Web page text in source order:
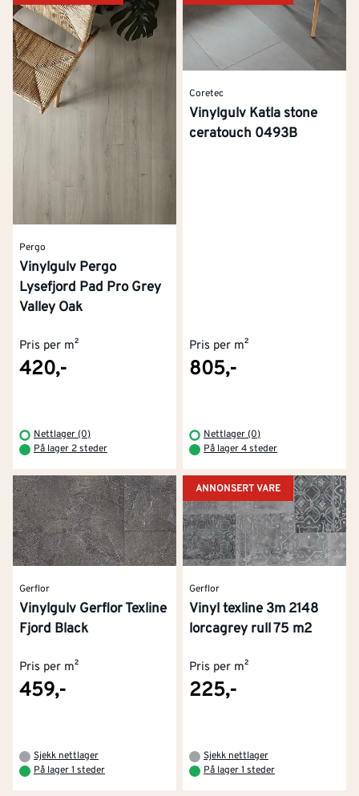
Pergo
Vinylgulv Pergo
Lysefjord Pad Pro Grey
Valley Oak
Pris per m²
420,-
Nettlager (0)
På lager 2 steder
Coretec
Vinylgulv Katla stone
ceratouch 0493B
Pris per m²
805,-
Nettlager (0)
På lager 4 steder
Gerflor
Vinylgulv Gerflor Texline
Fjord Black
Pris per m²
459,-
Sjekk nettlager
På lager 1 steder
ANNONSERT VARE
Gerflor
Vinyl texline 3m 2148
lorcagrey rull 75 m2
Pris per m²
225,-
Sjekk nettlager
På lager 1 steder